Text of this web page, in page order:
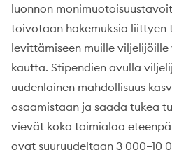
luonnon
toivotaan hakemuksia liittyen
levittämiseen muille
kautta. Stipendien avulla
uudenlainen mahdollisuus
osaamistaan ja saada tukea
vievät koko toimialaa
ovat suuruudeltaan 3 000–10